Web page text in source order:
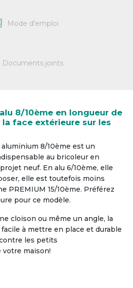
Mode d'emploi
Documents joints
8/10ème en longueur de
la face extérieure sur les
8/10ème est un
au bricoleur en
neuf. En alu 6/10ème, elle
elle est toutefois moins
PREMIUM 15/10ème. Préférez
pour ce modèle.
cloison ou même un angle, la
à mettre en place et durable
les petits
votre maison!